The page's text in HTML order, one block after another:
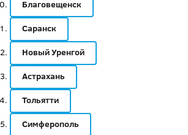
Благовещенск
Саранск
Новый Уренгой
Астрахань
Тольятти
Симферополь